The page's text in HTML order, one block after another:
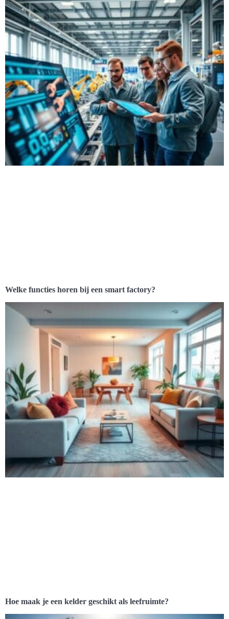
Welke functies horen bij een smart factory?
Hoe maak je een kelder geschikt als leefruimte?